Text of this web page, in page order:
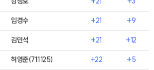
임경수 +21 +9
김민석 +21 +12
허영준(711125) +22 +5